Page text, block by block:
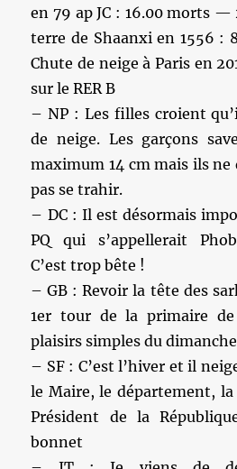
en 79 ap JC : 16.00 morts
terre de Shaanxi en 1556 :
Chute de neige à Paris en
sur le RER B
– NP : Les filles croient
de neige. Les garçons
maximum 14 cm mais ils
pas se trahir.
– DC : Il est désormais
PQ qui s’appellerait
C’est trop bête !
– GB : Revoir la tête des
1er tour de la primaire
plaisirs simples du
– SF : C’est l’hiver et il
le Maire, le département, la
Président de la
bonnet